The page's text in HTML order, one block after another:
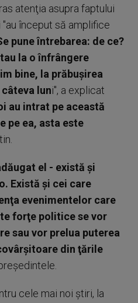
atenţia asupra faptului
început să amplifice
pune întrebarea: de ce?
la o înfrângere
bine, la prăbuşirea
luni", a explicat
au intrat pe această
pe ea, asta este
el - există şi
Există şi cei care
evenimentelor care
forţe politice se vor
sau vor prelua puterea
din ţările
cele mai noi știri, la